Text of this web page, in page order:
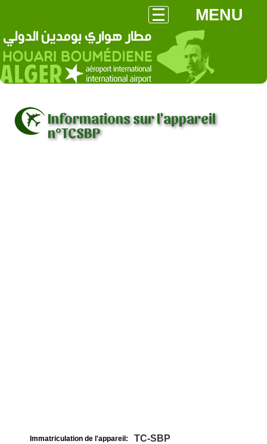
MENU
Informations sur l'appareil
n°TCSBP
Immatriculation de l'appareil: TC-SBP